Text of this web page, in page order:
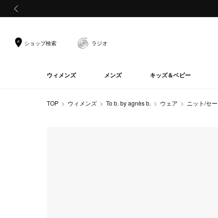
ショップ検索 ラジオ
ウィメンズ メンズ キッズ＆ベビー
TOP ウィメンズ To b. by agnès b. ウェア ニット/セ